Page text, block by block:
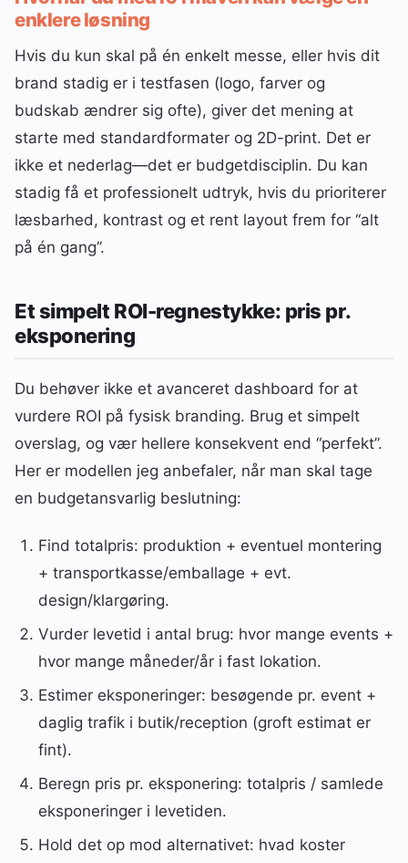
enklere løsning
Hvis du kun skal på én enkelt messe, eller hvis dit
brand stadig er i testfasen (logo, farver og
budskab ændrer sig ofte), giver det mening at
starte med standardformater og 2D-print. Det er
ikke et nederlag—det er budgetdisciplin. Du kan
stadig få et professionelt udtryk, hvis du prioriterer
læsbarhed, kontrast og et rent layout frem for “alt
på én gang”.
Et simpelt ROI-regnestykke: pris pr.
eksponering
Du behøver ikke et avanceret dashboard for at
vurdere ROI på fysisk branding. Brug et simpelt
overslag, og vær hellere konsekvent end “perfekt”.
Her er modellen jeg anbefaler, når man skal tage
en budgetansvarlig beslutning:
Find totalpris: produktion + eventuel montering
+ transportkasse/emballage + evt.
design/klargøring.
Vurder levetid i antal brug: hvor mange events +
hvor mange måneder/år i fast lokation.
Estimer eksponeringer: besøgende pr. event +
daglig trafik i butik/reception (groft estimat er
fint).
Beregn pris pr. eksponering: totalpris / samlede
eksponeringer i levetiden.
Hold det op mod alternativet: hvad koster